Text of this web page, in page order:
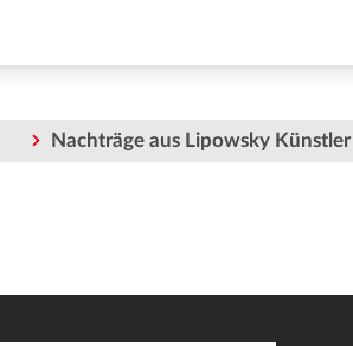
Nachträge aus Lipowsky Künstler